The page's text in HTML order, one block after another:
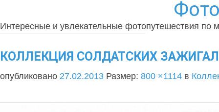
Интересные и увлекательные фотопутешествия по
КОЛЛЕКЦИЯ СОЛДАТСКИХ
опубликовано 27.02.2013 Размер: 800 ×1114 в